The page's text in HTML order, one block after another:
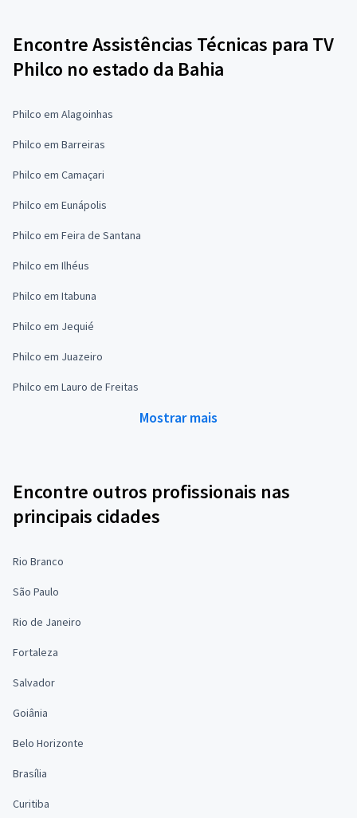
Encontre Assistências Técnicas para TV
Philco no estado da Bahia
Philco em Alagoinhas
Philco em Barreiras
Philco em Camaçari
Philco em Eunápolis
Philco em Feira de Santana
Philco em Ilhéus
Philco em Itabuna
Philco em Jequié
Philco em Juazeiro
Philco em Lauro de Freitas
Mostrar mais
Encontre outros profissionais nas
principais cidades
Rio Branco
São Paulo
Rio de Janeiro
Fortaleza
Salvador
Goiânia
Belo Horizonte
Brasília
Curitiba